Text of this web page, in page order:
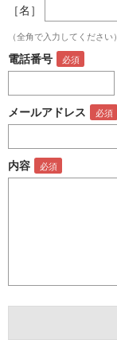
［名］
（全角で入力してください）
電話番号
メールアドレス
内容